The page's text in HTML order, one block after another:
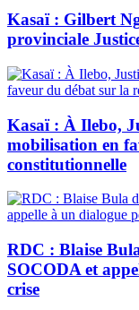
Kasaï : Gilbert
provinciale
Kasaï : À Ilebo,
mobilisation en
constitutionnelle
RDC : Blaise
SOCODA et
crise